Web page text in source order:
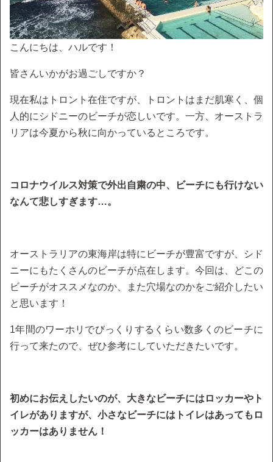
こんにちは、ハルです！
皆さんいかがお過ごしですか？
現在私はトロント在住ですが、トロントはまだ肌寒く、個
人的にシドニーのビーチが恋しいです。一方、オーストラ
リアは今夏から秋に向かっているところです。
コロナウイルス対策で外出自粛の中、ビーチにも行けない
なんて悲しすぎます…。
オーストラリアの東海岸は特にビーチが豊富ですが、シド
ニーにもたくさんのビーチが点在します。今回は、どこの
ビーチがオススメなのか、また穴場なのかをご紹介したい
と思います！
1年間のワーホリでびっくりするくらい数多くのビーチに
行って来たので、ぜひ参考にしていただきたいです。
初めにお伝えしたいのが、大きなビーチにはロッカーやト
イレがありますが、小さなビーチにはトイレはあってもロ
ッカーはありません！